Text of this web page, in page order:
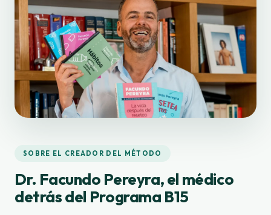
SOBRE EL CREADOR DEL MÉTODO
Dr. Facundo Pereyra, el médico
detrás del Programa B15